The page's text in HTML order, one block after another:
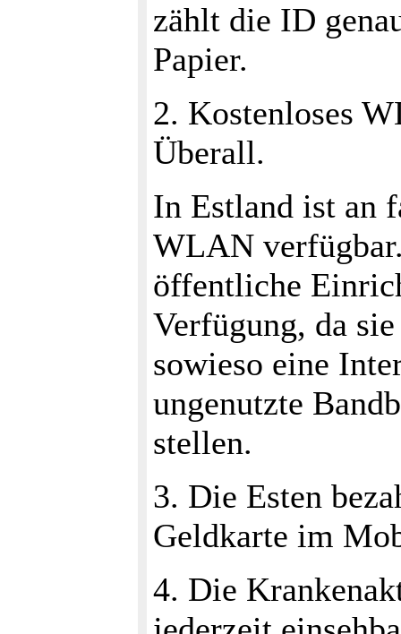
zählt die ID
Papier.
2. Kostenloses
Überall.
In Estland ist an
WLAN
öffentliche
Verfügung, da
sowieso eine
ungenutzte
stellen.
3. Die Esten
Geldkarte im
4. Die